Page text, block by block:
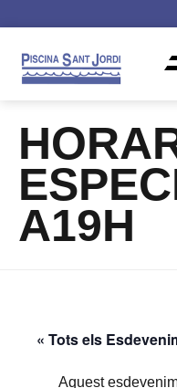
A19H
« Tots els
Aquest